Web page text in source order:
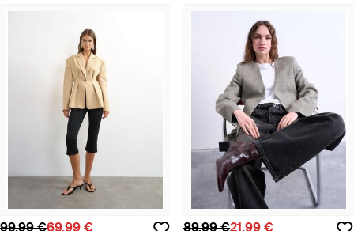
99,99 €69,99 € 89,99 €21,99 €